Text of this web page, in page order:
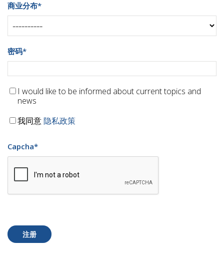
商业分布*
密码*
I would like to be informed about current topics and
news
我同意隐私政策
Capcha*
注册